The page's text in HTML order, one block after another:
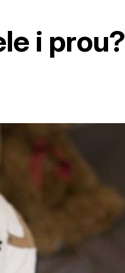
i prou?